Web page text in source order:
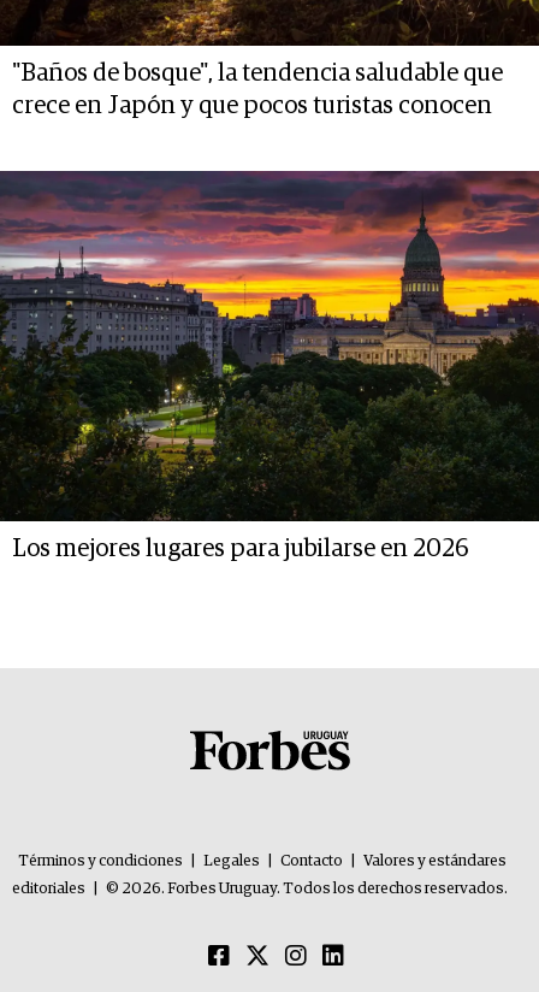
"Baños de bosque", la tendencia saludable que
crece en Japón y que pocos turistas conocen
Los mejores lugares para jubilarse en 2026
Términos y condiciones Legales Contacto
Valores y estándares
editoriales
© 2026. Forbes Uruguay. Todos los derechos reservados.